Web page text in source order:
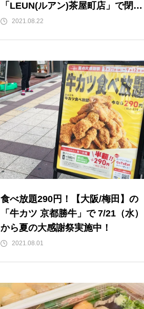
「LEUN(ルアン)茶屋町店」で閉店
セール実施中！※8/31（火）まで
2021.08.22
食べ放題290円！【大阪/梅田】の
「牛カツ 京都勝牛」で 7/21（水）
から夏の大感謝祭実施中！
2021.08.01